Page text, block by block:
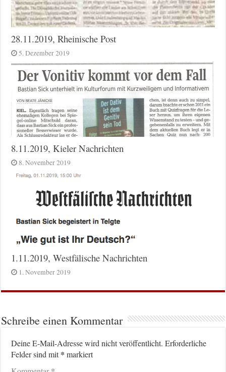
28.11.2019, Rheinische Post
5. Dezember 2019
8.11.2019, Kieler Nachrichten
8. November 2019
1.11.2019, Westfälische Nachrichten
1. November 2019
Schreibe einen Kommentar
Deine E-Mail-Adresse wird nicht veröffentlicht. Erforderliche
Felder sind mit* markiert